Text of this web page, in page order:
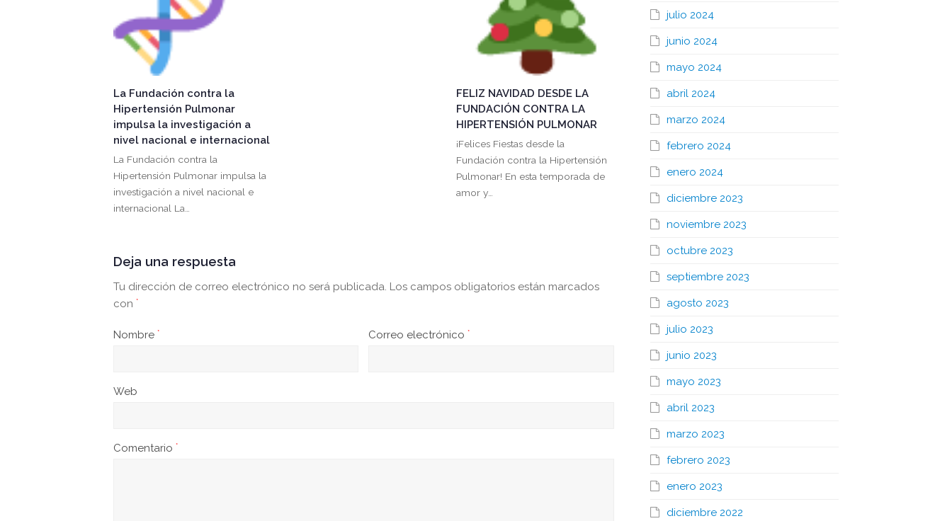
La Fundación contra la
Hipertensión Pulmonar
impulsa la investigación a
nivel nacional e internacional
La Fundación contra la
Hipertensión Pulmonar impulsa la
investigación a nivel nacional e
internacional La…
FELIZ NAVIDAD DESDE LA
FUNDACIÓN CONTRA LA
HIPERTENSIÓN PULMONAR
¡Felices Fiestas desde la
Fundación contra la Hipertensión
Pulmonar! En esta temporada de
amor y…
Deja una respuesta
Tu dirección de correo electrónico no será publicada. Los campos obligatorios están marcados
con *
Nombre * Correo electrónico*
Web
Comentario *
julio 2024
junio 2024
mayo 2024
abril 2024
marzo 2024
febrero 2024
enero 2024
diciembre 2023
noviembre 2023
octubre 2023
septiembre 2023
agosto 2023
julio 2023
junio 2023
mayo 2023
abril 2023
marzo 2023
febrero 2023
enero 2023
diciembre 2022